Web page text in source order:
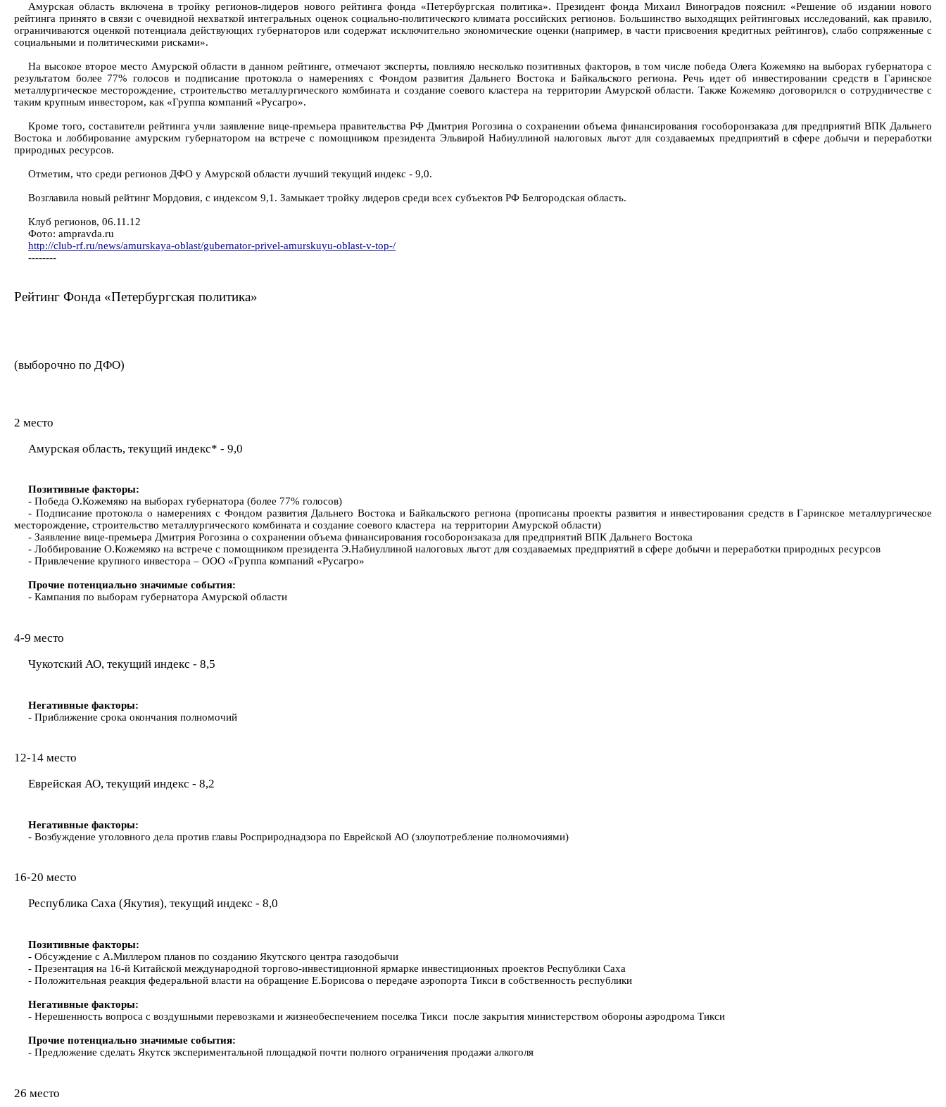
Амурская область включена в тройку регионов-лидеров нового рейтинга фонда «Петербургская политика». Президент фонда Михаил Виноградов пояснил: «Решение об издании нового
рейтинга принято в связи с очевидной нехваткой интегральных оценок социально-политического климата российских регионов. Большинство выходящих рейтинговых исследований, как правило,
ограничиваются оценкой потенциала действующих губернаторов или содержат исключительно экономические оценки (например, в части присвоения кредитных рейтингов), слабо сопряженные с
социальными и политическими рисками».
На высокое второе место Амурской области в данном рейтинге, отмечают эксперты, повлияло несколько позитивных факторов, в том числе победа Олега Кожемяко на выборах губернатора с
результатом более 77% голосов и подписание протокола о намерениях с Фондом развития Дальнего Востока и Байкальского региона. Речь идет об инвестировании средств в Гаринское
металлургическое месторождение, строительство металлургического комбината и создание соевого кластера на территории Амурской области. Также Кожемяко договорился о сотрудничестве с
таким крупным инвестором, как «Группа компаний «Русагро».
Кроме того, составители рейтинга учли заявление вице-премьера правительства РФ Дмитрия Рогозина о сохранении объема финансирования гособоронзаказа для предприятий ВПК Дальнего
Востока и лоббирование амурским губернатором на встрече с помощником президента Эльвирой Набиуллиной налоговых льгот для создаваемых предприятий в сфере добычи и переработки
природных ресурсов.
Отметим, что среди регионов ДФО у Амурской области лучший текущий индекс - 9,0.
Возглавила новый рейтинг Мордовия, с индексом 9,1. Замыкает тройку лидеров среди всех субъектов РФ Белгородская область.
Клуб регионов, 06.11.12
Фото: ampravda.ru
http://club-rf.ru/news/amurskaya-oblast/gubernator-privel-amurskuyu-oblast-v-top-/
--------
Рейтинг Фонда «Петербургская политика»
(выборочно по ДФО)
2 место
Амурская область, текущий индекс* - 9,0
Позитивные факторы:
- Победа О.Кожемяко на выборах губернатора (более 77% голосов)
- Подписание протокола о намерениях с Фондом развития Дальнего Востока и Байкальского региона (прописаны проекты развития и инвестирования средств в Гаринское металлургическое
месторождение, строительство металлургического комбината и создание соевого кластера на территории Амурской области)
- Заявление вице-премьера Дмитрия Рогозина о сохранении объема финансирования гособоронзаказа для предприятий ВПК Дальнего Востока
- Лоббирование О.Кожемяко на встрече с помощником президента Э.Набиуллиной налоговых льгот для создаваемых предприятий в сфере добычи и переработки природных ресурсов
- Привлечение крупного инвестора – ООО «Группа компаний «Русагро»
Прочие потенциально значимые события:
- Кампания по выборам губернатора Амурской области
4-9 место
Чукотский АО, текущий индекс - 8,5
Негативные факторы:
- Приближение срока окончания полномочий
12-14 место
Еврейская АО, текущий индекс - 8,2
Негативные факторы:
- Возбуждение уголовного дела против главы Росприроднадзора по Еврейской АО (злоупотребление полномочиями)
16-20 место
Республика Саха (Якутия), текущий индекс - 8,0
Позитивные факторы:
- Обсуждение с А.Миллером планов по созданию Якутского центра газодобычи
- Презентация на 16-й Китайской международной торгово-инвестиционной ярмарке инвестиционных проектов Республики Саха
- Положительная реакция федеральной власти на обращение Е.Борисова о передаче аэропорта Тикси в собственность республики
Негативные факторы:
- Нерешенность вопроса с воздушными перевозками и жизнеобеспечением поселка Тикси после закрытия министерством обороны аэродрома Тикси
Прочие потенциально значимые события:
- Предложение сделать Якутск экспериментальной площадкой почти полного ограничения продажи алкоголя
26 место